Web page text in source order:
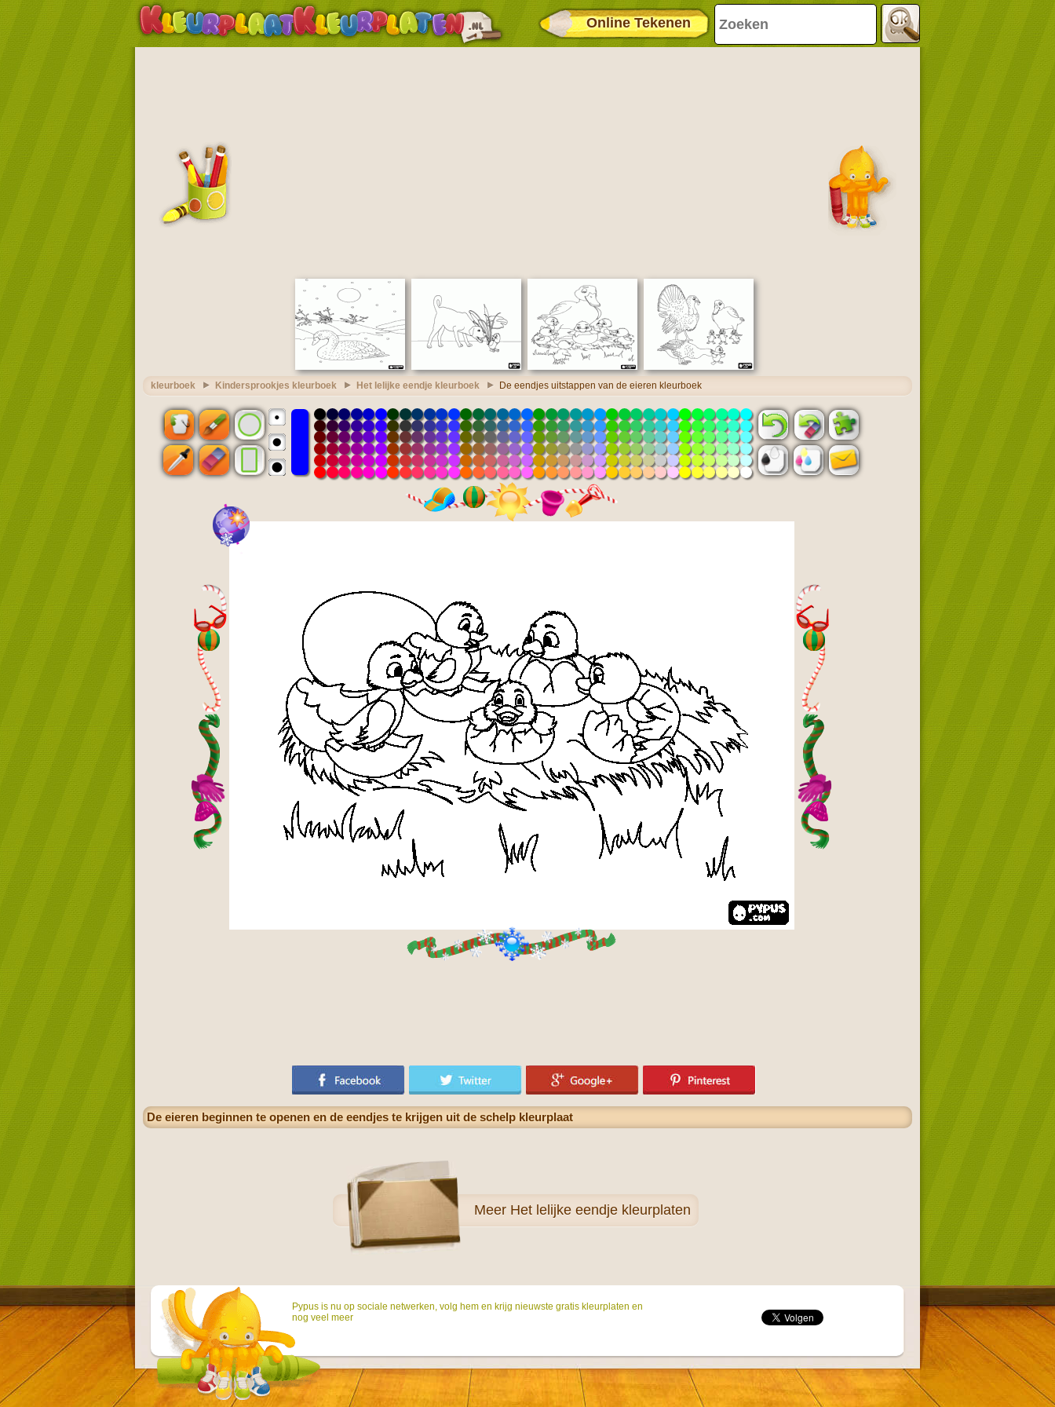
Online Tekenen
kleurboek Kindersprookjes kleurboek Het lelijke eendje kleurboek De eendjes uitstappen van de eieren kleurboek
De eieren beginnen te openen en de eendjes te krijgen uit de schelp kleurplaat
Meer Het lelijke eendje kleurplaten
Pypus is nu op sociale netwerken, volg hem en krijg nieuwste gratis kleurplaten en
nog veel meer